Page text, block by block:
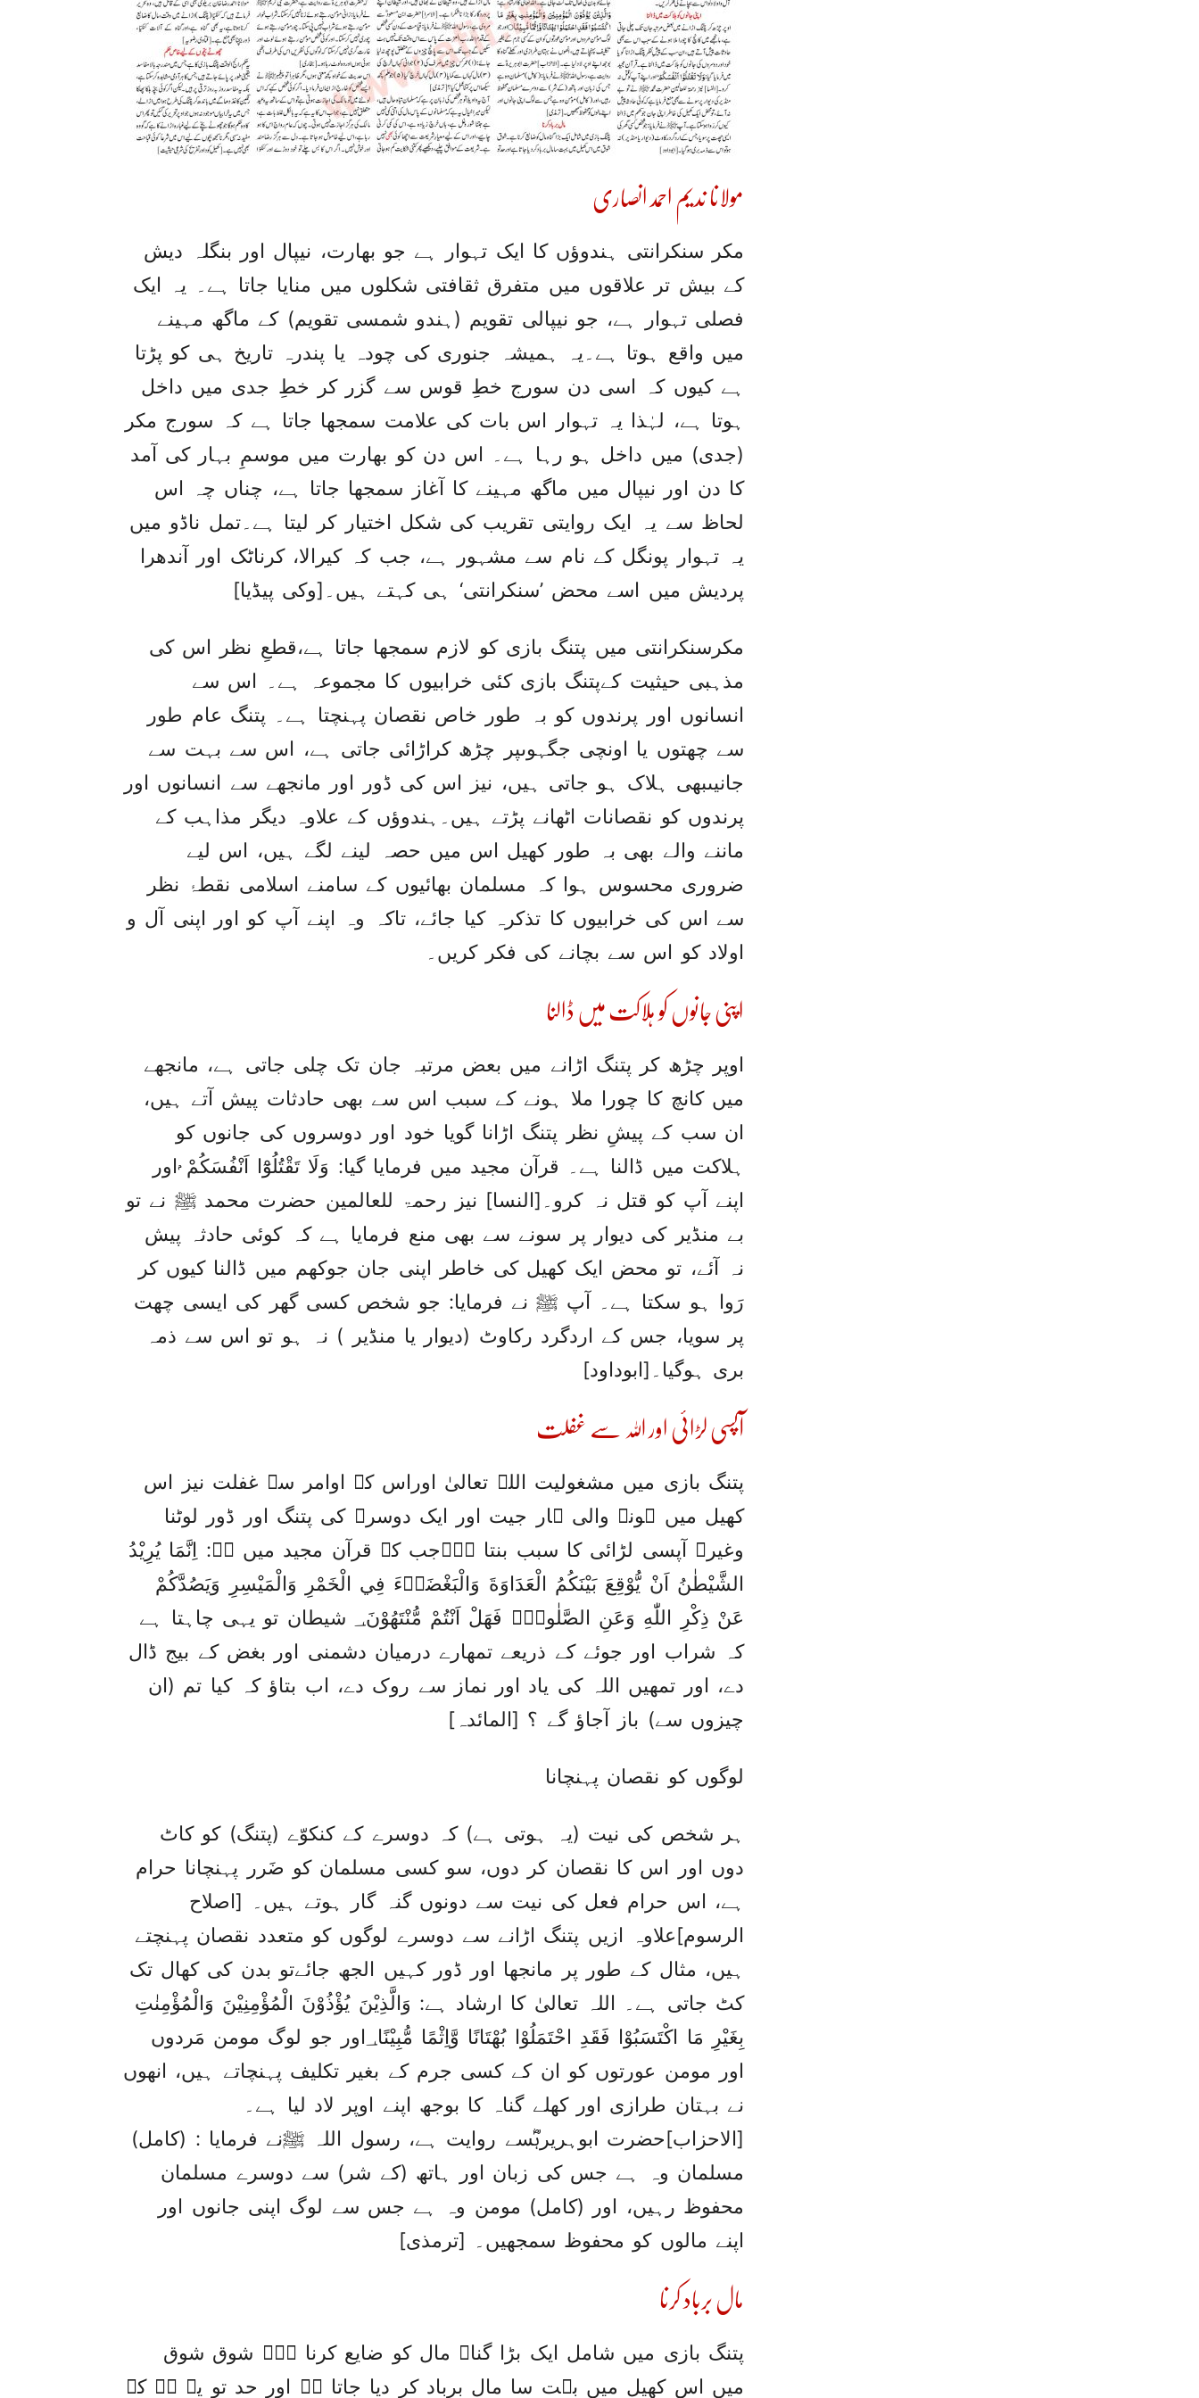
مولانا ندیم احمد انصاری
مکر سنکرانتی ہندوؤں کا ایک تہوار ہے جو بھارت، نیپال اور بنگلہ دیش
کے بیش تر علاقوں میں متفرق ثقافتی شکلوں میں منایا جاتا ہے۔ یہ ایک
فصلی تہوار ہے، جو نیپالی تقویم (ہندو شمسی تقویم) کے ماگھ مہینے
میں واقع ہوتا ہے۔یہ ہمیشہ جنوری کی چودہ یا پندرہ تاریخ ہی کو پڑتا
ہے کیوں کہ اسی دن سورج خطِ قوس سے گزر کر خطِ جدی میں داخل
ہوتا ہے، لہٰذا یہ تہوار اس بات کی علامت سمجھا جاتا ہے کہ سورج مکر
(جدی) میں داخل ہو رہا ہے۔ اس دن کو بھارت میں موسمِ بہار کی آمد
کا دن اور نیپال میں ماگھ مہینے کا آغاز سمجھا جاتا ہے، چناں چہ اس
لحاظ سے یہ ایک روایتی تقریب کی شکل اختیار کر لیتا ہے۔تمل ناڈو میں
یہ تہوار پونگل کے نام سے مشہور ہے، جب کہ کیرالا، کرناٹک اور آندھرا
پردیش میں اسے محض ’سنکرانتی‘ ہی کہتے ہیں۔[وکی پیڈیا]
مکرسنکرانتی میں پتنگ بازی کو لازم سمجھا جاتا ہے،قطعِ نظر اس کی
مذہبی حیثیت کےپتنگ بازی کئی خرابیوں کا مجموعہ ہے۔ اس سے
انسانوں اور پرندوں کو بہ طور خاص نقصان پہنچتا ہے۔ پتنگ عام طور
سے چھتوں یا اونچی جگہوںپر چڑھ کراڑائی جاتی ہے، اس سے بہت سے
جانیںبھی ہلاک ہو جاتی ہیں، نیز اس کی ڈور اور مانجھے سے انسانوں اور
پرندوں کو نقصانات اٹھانے پڑتے ہیں۔ہندوؤں کے علاوہ دیگر مذاہب کے
ماننے والے بھی بہ طور کھیل اس میں حصہ لینے لگے ہیں، اس لیے
ضروری محسوس ہوا کہ مسلمان بھائیوں کے سامنے اسلامی نقطۂ نظر
سے اس کی خرابیوں کا تذکرہ کیا جائے، تاکہ وہ اپنے آپ کو اور اپنی آل و
اولاد کو اس سے بچانے کی فکر کریں۔
اپنی جانوں کو ہلاکت میں ڈالنا
اوپر چڑھ کر پتنگ اڑانے میں بعض مرتبہ جان تک چلی جاتی ہے، مانجھے
میں کانچ کا چورا ملا ہونے کے سبب اس سے بھی حادثات پیش آتے ہیں،
ان سب کے پیشِ نظر پتنگ اڑانا گویا خود اور دوسروں کی جانوں کو
ہلاکت میں ڈالنا ہے۔ قرآن مجید میں فرمایا گیا: وَلَا تَقْتُلُوْٓا اَنْفُسَكُمْ ۭاور
اپنے آپ کو قتل نہ کرو۔[النسا] نیز رحمۃ للعالمین حضرت محمد ﷺ نے تو
بے منڈیر کی دیوار پر سونے سے بھی منع فرمایا ہے کہ کوئی حادثہ پیش
نہ آئے، تو محض ایک کھیل کی خاطر اپنی جان جوکھم میں ڈالنا کیوں کر
رَوا ہو سکتا ہے۔ آپ ﷺ نے فرمایا: جو شخص کسی گھر کی ایسی چھت
پر سویا، جس کے اردگرد رکاوٹ (دیوار یا منڈیر ) نہ ہو تو اس سے ذمہ
بری ہوگیا۔[ابوداود]
آپسی لڑائی اور اللہ سے غفلت
پتنگ بازی میں مشغولیت اللہ تعالیٰ اوراس کے اوامر سے غفلت نیز اس
کھیل میں ہونے والی ہار جیت اور ایک دوسرے کی پتنگ اور ڈور لوٹنا
وغیرہ آپسی لڑائی کا سبب بنتا ہے۔جب کہ قرآن مجید میں ہے: اِنَّمَا يُرِيْدُ
الشَّيْطٰنُ اَنْ يُّوْقِعَ بَيْنَكُمُ الْعَدَاوَةَ وَالْبَغْضَاۗءَ فِي الْخَمْرِ وَالْمَيْسِرِ وَيَصُدَّكُمْ
عَنْ ذِكْرِ اللّٰهِ وَعَنِ الصَّلٰوةِۚ فَهَلْ اَنْتُمْ مُّنْتَهُوْنَ؀ شیطان تو یہی چاہتا ہے
کہ شراب اور جوئے کے ذریعے تمھارے درمیان دشمنی اور بغض کے بیج ڈال
دے، اور تمھیں اللہ کی یاد اور نماز سے روک دے، اب بتاؤ کہ کیا تم (ان
چیزوں سے) باز آجاؤ گے ؟ [المائدہ]
لوگوں کو نقصان پہنچانا
ہر شخص کی نیت (یہ ہوتی ہے) کہ دوسرے کے کنکوّے (پتنگ) کو کاٹ
دوں اور اس کا نقصان کر دوں، سو کسی مسلمان کو ضَرر پہنچانا حرام
ہے، اس حرام فعل کی نیت سے دونوں گنہ گار ہوتے ہیں۔ [اصلاح
الرسوم]علاوہ ازیں پتنگ اڑانے سے دوسرے لوگوں کو متعدد نقصان پہنچتے
ہیں، مثال کے طور پر مانجھا اور ڈور کہیں الجھ جائےتو بدن کی کھال تک
کٹ جاتی ہے۔ اللہ تعالیٰ کا ارشاد ہے: وَالَّذِيْنَ يُؤْذُوْنَ الْمُؤْمِنِيْنَ وَالْمُؤْمِنٰتِ
بِغَيْرِ مَا اكْتَسَبُوْا فَقَدِ احْتَمَلُوْا بُهْتَانًا وَّاِثْمًا مُّبِيْنًا؀اور جو لوگ مومن مَردوں
اور مومن عورتوں کو ان کے کسی جرم کے بغیر تکلیف پہنچاتے ہیں، انھوں
نے بہتان طرازی اور کھلے گناہ کا بوجھ اپنے اوپر لاد لیا ہے۔
[الاحزاب]حضرت ابوہریرہؓسے روایت ہے، رسول اللہ ﷺنے فرمایا : (کامل)
مسلمان وہ ہے جس کی زبان اور ہاتھ (کے شر) سے دوسرے مسلمان
محفوظ رہیں، اور (کامل) مومن وہ ہے جس سے لوگ اپنی جانوں اور
اپنے مالوں کو محفوظ سمجھیں۔ [ترمذی]
مال برباد کرنا
پتنگ بازی میں شامل ایک بڑا گناہ مال کو ضایع کرنا ہے۔ شوق شوق
میں اس کھیل میں بہت سا مال برباد کر دیا جاتا ہے اور حد تو یہ ہے کہ